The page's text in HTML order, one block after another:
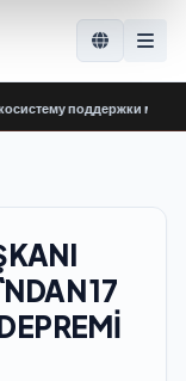
поддержки
17